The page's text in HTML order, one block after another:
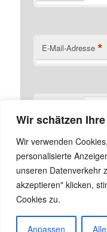
Wir schätzen
Wir verwenden
personalisierte
unseren Datenverkehr
akzeptieren" klicken,
Cookies zu.
Anpassen
E-Mail-Adresse *
Name, E-Mail-
für meinen nächsten